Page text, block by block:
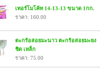
เทอร์โมโค้ท 14-13-13 ขนาด 1กก.
ราคา: 160.00
ตะกร้อสอยมะนาว ตะกร้อสอยมะยง
ชิด เหล็ก
ราคา: 75.00